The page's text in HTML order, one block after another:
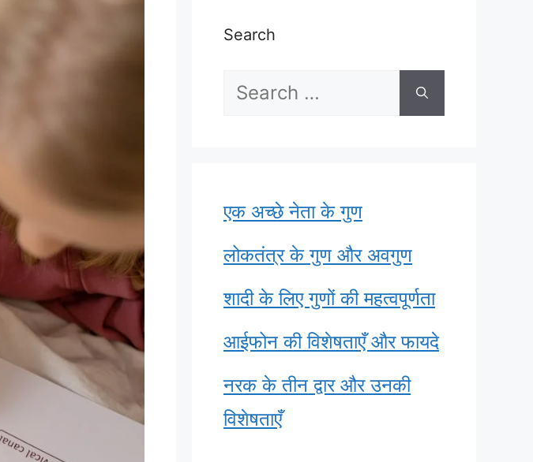
Search
Search
एक अच्छे नेता के गुण
लोकतंत्र के गुण और अवगुण
शादी के लिए गुणों की महत्वपूर्णता
आईफोन की विशेषताएँ और फायदे
नरक के तीन द्वार और उनकी
विशेषताएँ